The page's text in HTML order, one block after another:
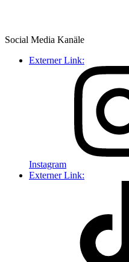
Social Media Kanäle
Externer Link:
Instagram
Externer Link: